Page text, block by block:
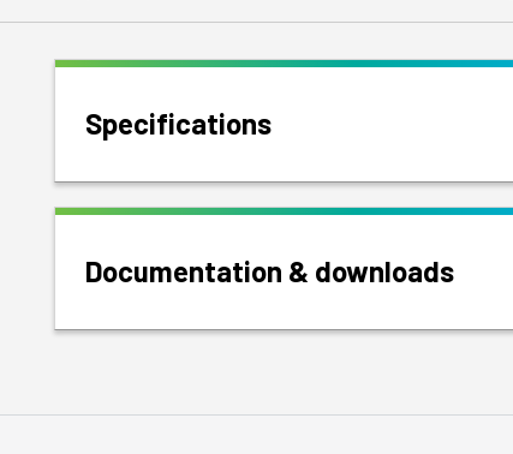
Specifications
Documentation & downloads